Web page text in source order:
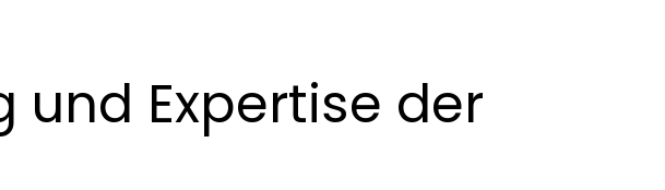
und Expertise der